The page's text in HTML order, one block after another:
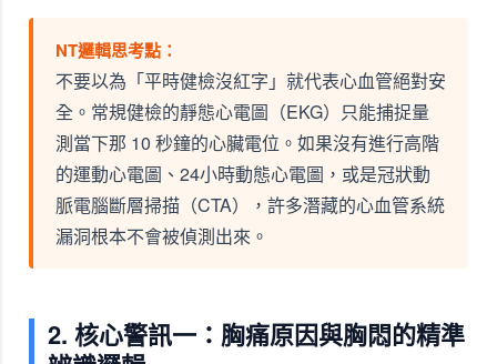
NT邏輯思考點：
不要以為「平時健檢沒紅字」就代表心血管絕對安
全。常規健檢的靜態心電圖（EKG）只能捕捉量
測當下那 10 秒鐘的心臟電位。如果沒有進行高階
的運動心電圖、24小時動態心電圖，或是冠狀動
脈電腦斷層掃描（CTA），許多潛藏的心血管系統
漏洞根本不會被偵測出來。
2. 核心警訊一：胸痛原因與胸悶的精準